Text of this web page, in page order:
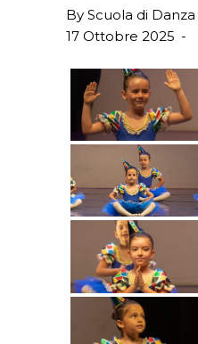
By Scuola di Danza
17 Ottobre 2025